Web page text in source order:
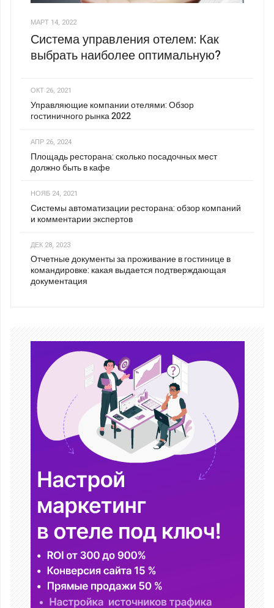
МАРТ 14, 2022
Система управления отелем: Как
выбрать наиболее оптимальную?
ОКТ 26, 2021
Управляющие компании отелями: Обзор
гостиничного рынка 2022
АПР 26, 2024
Площадь ресторана: сколько посадочных мест
должно быть в кафе
НОЯБ 24, 2021
Системы автоматизации ресторана: обзор компаний
и комментарии экспертов
ДЕК 28, 2023
Отчетные документы за проживание в гостинице в
командировке: какая выдается подтверждающая
документация